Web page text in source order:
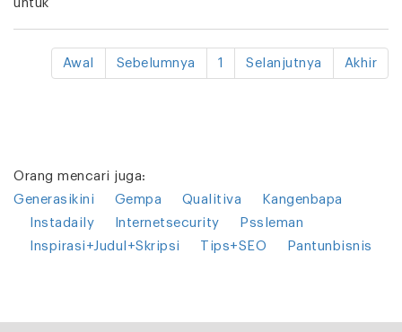
untuk
Awal Sebelumnya 1 Selanjutnya Akhir
Orang mencari juga:
Generasikini
Gempa Qualitiva
Kangenbapa
Instadaily
Internetsecurity
Pssleman
Inspirasi+Judul+Skripsi
Tips+SEO Pantunbisnis